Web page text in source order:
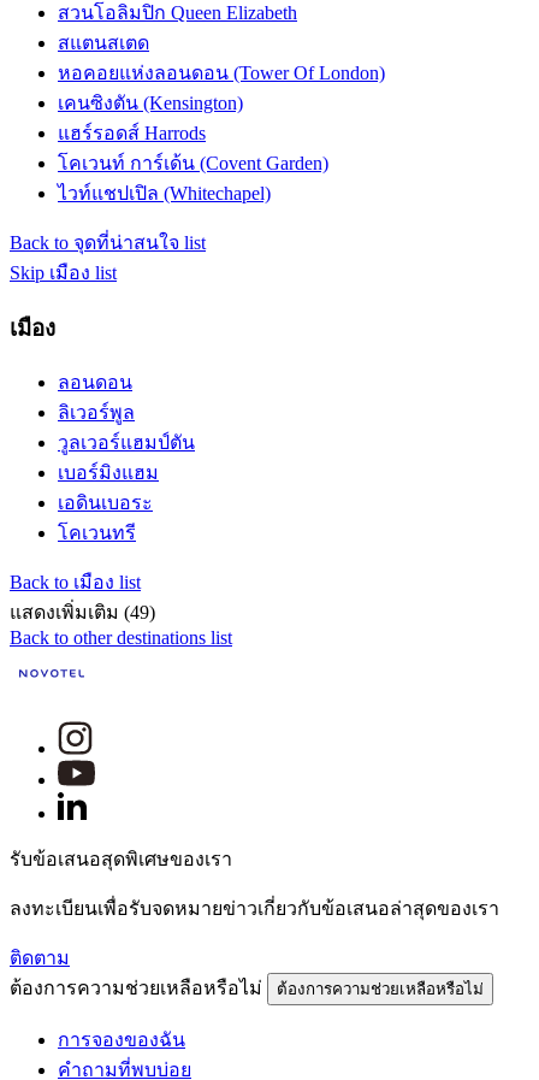
สวนโอลิมปิก Queen Elizabeth
สแตนสเตด
หอคอยแห่งลอนดอน (Tower Of London)
เคนซิงตัน (Kensington)
แฮร์รอดส์ Harrods
โคเวนท์ การ์เด้น (Covent Garden)
ไวท์แชปเปิล (Whitechapel)
Back to จุดที่น่าสนใจ list
Skip เมือง list
เมือง
ลอนดอน
ลิเวอร์พูล
วูลเวอร์แฮมป์ตัน
เบอร์มิงแฮม
เอดินเบอระ
โคเวนทรี
Back to เมือง list
แสดงเพิ่มเติม (49)
Back to other destinations list
รับข้อเสนอสุดพิเศษของเรา
ลงทะเบียนเพื่อรับจดหมายข่าวเกี่ยวกับข้อเสนอล่าสุดของเรา
ติดตาม
ต้องการความช่วยเหลือหรือไม่
ต้องการความช่วยเหลือหรือไม่
การจองของฉัน
คำถามที่พบบ่อย